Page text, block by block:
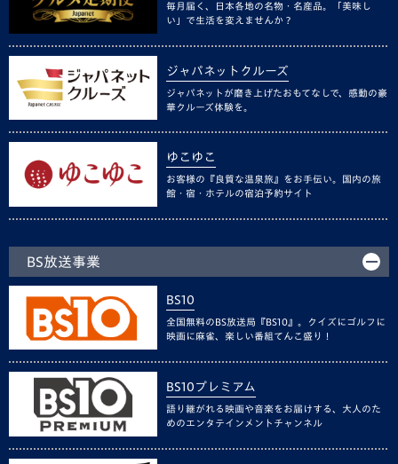
毎月届く、日本各地の名物・名産品。「美味し
い」で生活を変えませんか？
ジャパネットクルーズ
ジャパネットが磨き上げたおもてなしで、感動の豪
華クルーズ体験を。
ゆこゆこ
お客様の『良質な温泉旅』をお手伝い。国内の旅
館・宿・ホテルの宿泊予約サイト
BS放送事業
BS10
全国無料のBS放送局『BS10』。クイズにゴルフに
映画に麻雀、楽しい番組てんこ盛り！
BS10プレミアム
語り継がれる映画や音楽をお届けする、大人のた
めのエンタテインメントチャンネル